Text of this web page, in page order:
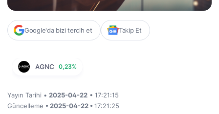
Google'da bizi tercih et Takip Et
AGNC 0,23%
Yayın Tarihi • 2025-04-22 • 17:21:15
Güncelleme • 2025-04-22 • 17:21:25